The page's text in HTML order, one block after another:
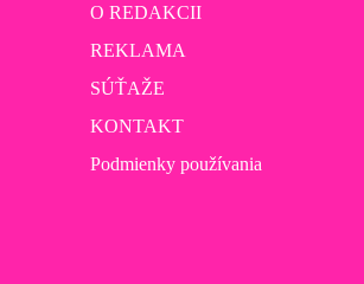
O REDAKCII
REKLAMA
SÚŤAŽE
KONTAKT
Podmienky používania